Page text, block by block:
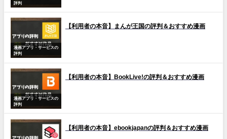
評判
漫画アプリ・サービスの
評判
【利用者の本音】まんが王国の評判＆おすすめ漫画
漫画アプリ・サービスの
評判
【利用者の本音】BookLive!の評判＆おすすめ漫画
【利用者の本音】ebookjapanの評判＆おすすめ漫画